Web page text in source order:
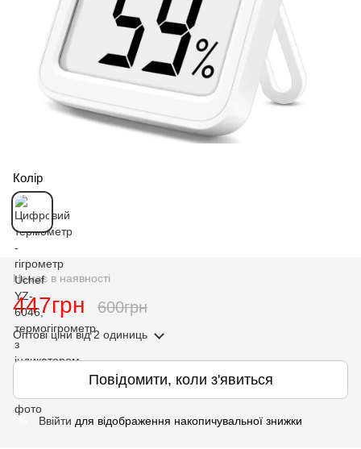
Колір
Немає в наявності
447грн 600грн
Оптові цінивід 2 одиниць
Повідомити, коли з'явиться
Ввійти для відображення накопичувальної знижки